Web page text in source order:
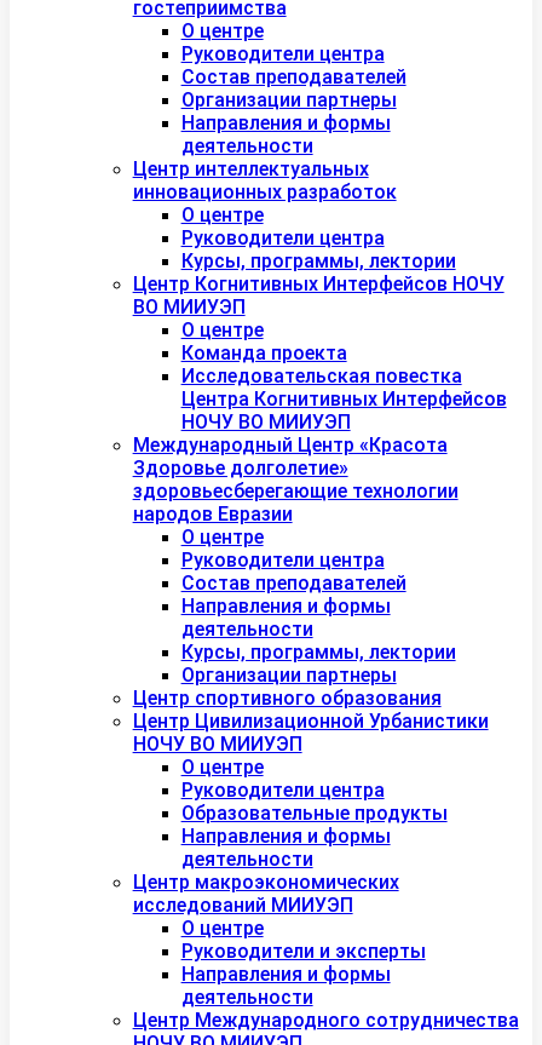
гостеприимства
О центре
Руководители центра
Состав преподавателей
Организации партнеры
Направления и формы
деятельности
Центр интеллектуальных
инновационных разработок
О центре
Руководители центра
Курсы, программы, лектории
Центр Когнитивных Интерфейсов НОЧУ
ВО МИИУЭП
О центре
Команда проекта
Исследовательская повестка
Центра Когнитивных Интерфейсов
НОЧУ ВО МИИУЭП
Международный Центр «Красота
Здоровье долголетие»
здоровьесберегающие технологии
народов Евразии
О центре
Руководители центра
Состав преподавателей
Направления и формы
деятельности
Курсы, программы, лектории
Организации партнеры
Центр спортивного образования
Центр Цивилизационной Урбанистики
НОЧУ ВО МИИУЭП
О центре
Руководители центра
Образовательные продукты
Направления и формы
деятельности
Центр макроэкономических
исследований МИИУЭП
О центре
Руководители и эксперты
Направления и формы
деятельности
Центр Международного сотрудничества